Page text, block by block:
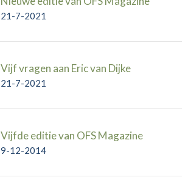
21-7-2021
Vijf vragen aan Eric van Dijke
21-7-2021
Vijfde editie van OFS Magazine
9-12-2014